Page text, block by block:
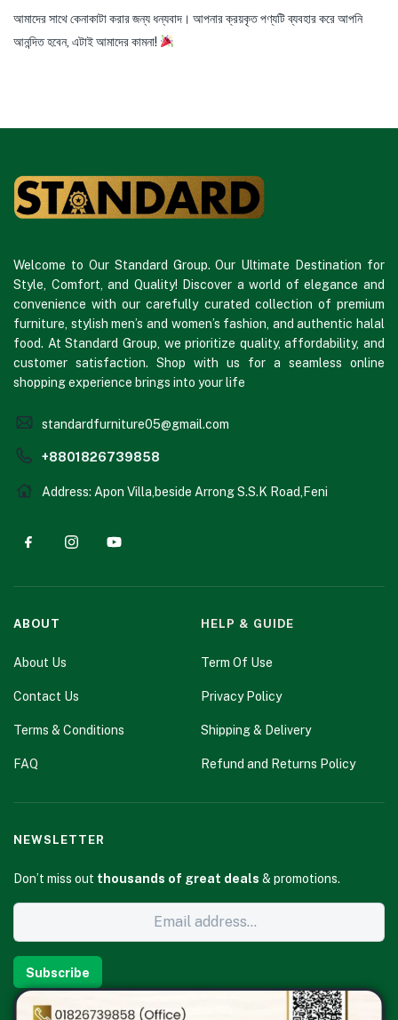
আমাদের সাথে কেনাকাটা করার জন্য ধন্যবাদ। আপনার ক্রয়কৃত পণ্যটি ব্যবহার করে আপনি
আনন্দিত হবেন, এটাই আমাদের কামনা!
Welcome to Our Standard Group. Our Ultimate Destination for
Style, Comfort, and Quality! Discover a world of elegance and
convenience with our carefully curated collection of premium
furniture, stylish men’s and women’s fashion, and authentic halal
food. At Standard Group, we prioritize quality, affordability, and
customer satisfaction. Shop with us for a seamless online
shopping experience brings into your life
standardfurniture05@gmail.com
+8801826739858
Address: Apon Villa,beside Arrong S.S.K Road,Feni
ABOUT
About Us
Contact Us
Terms & Conditions
FAQ
HELP & GUIDE
Term Of Use
Privacy Policy
Shipping & Delivery
Refund and Returns Policy
NEWSLETTER
Don’t miss out thousands of great deals & promotions.
Subscribe